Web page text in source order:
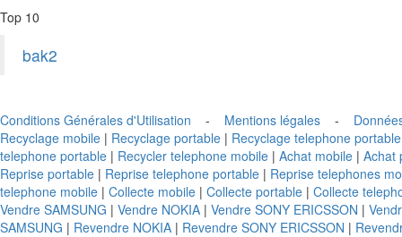
Top 10
bak2
Conditions Générales d'Utilisation - Mentions légales -
Recyclage mobile | Recyclage portable | Recyclage telephone portable
telephone portable | Recycler telephone mobile | Achat mobile | Achat
Reprise portable | Reprise telephone portable | Reprise telephones
telephone mobile | Collecte mobile | Collecte portable | Collecte
Vendre SAMSUNG | Vendre NOKIA | Vendre SONY ERICSSON |
SAMSUNG | Revendre NOKIA | Revendre SONY ERICSSON |